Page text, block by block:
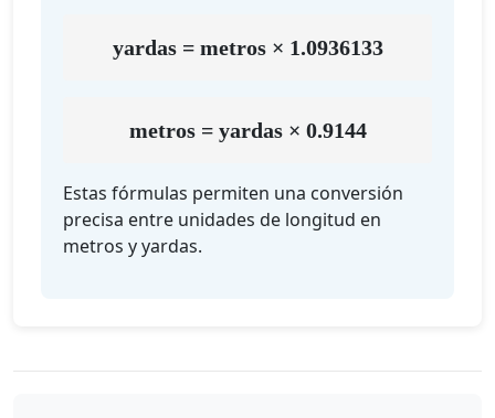
yardas = metros × 1.0936133
metros = yardas × 0.9144
Estas fórmulas permiten una conversión
precisa entre unidades de longitud en
metros y yardas.